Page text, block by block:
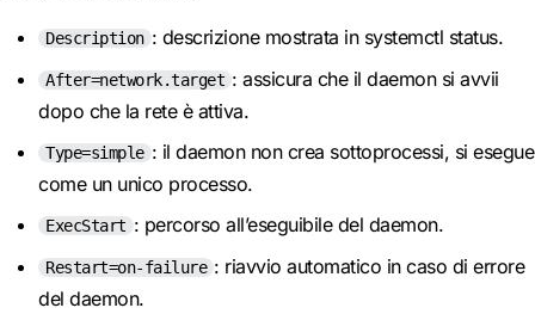
Description : descrizione mostrata in systemctl status.
After=network.target : assicura che il daemon si avvii
dopo che la rete è attiva.
Type=simple : il daemon non crea sottoprocessi, si esegue
come un unico processo.
ExecStart : percorso all’eseguibile del daemon.
Restart=on-failure : riavvio automatico in caso di errore
del daemon.